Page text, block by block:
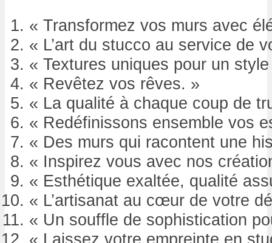
« Transformez vos murs avec
« L’art du stucco au service de
« Textures uniques pour un
« Revêtez vos rêves. »
« La qualité à chaque coup de
« Redéfinissons ensemble vos
« Des murs qui racontent une
« Inspirez vous avec nos
« Esthétique exaltée, qualité
« L’artisanat au cœur de votre
« Un souffle de sophistication
« Laissez votre empreinte en